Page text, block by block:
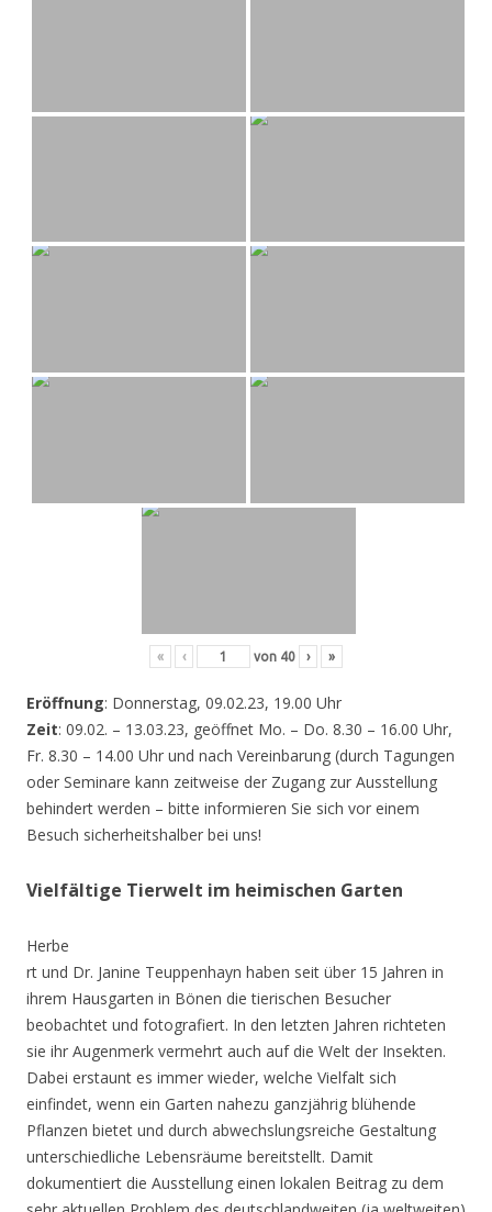
« ‹ von 40 › »
Eröffnung: Donnerstag, 09.02.23, 19.00 Uhr
Zeit: 09.02. – 13.03.23, geöffnet Mo. – Do. 8.30 – 16.00 Uhr,
Fr. 8.30 – 14.00 Uhr und nach Vereinbarung (durch Tagungen
oder Seminare kann zeitweise der Zugang zur Ausstellung
behindert werden – bitte informieren Sie sich vor einem
Besuch sicherheitshalber bei uns!
Vielfältige Tierwelt im heimischen Garten
Herbe
rt und Dr. Janine Teuppenhayn haben seit über 15 Jahren in
ihrem Hausgarten in Bönen die tierischen Besucher
beobachtet und fotografiert. In den letzten Jahren richteten
sie ihr Augenmerk vermehrt auch auf die Welt der Insekten.
Dabei erstaunt es immer wieder, welche Vielfalt sich
einfindet, wenn ein Garten nahezu ganzjährig blühende
Pflanzen bietet und durch abwechslungsreiche Gestaltung
unterschiedliche Lebensräume bereitstellt. Damit
dokumentiert die Ausstellung einen lokalen Beitrag zu dem